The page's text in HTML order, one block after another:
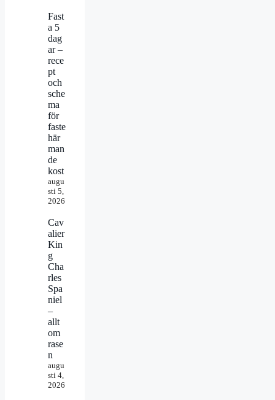
Fast
a 5
dag
ar –
rece
pt
och
sche
ma
för
faste
här
man
de
kost
augu
sti 5,
2026
Cav
alier
Kin
g
Cha
rles
Spa
niel
–
allt
om
rase
n
augu
sti 4,
2026